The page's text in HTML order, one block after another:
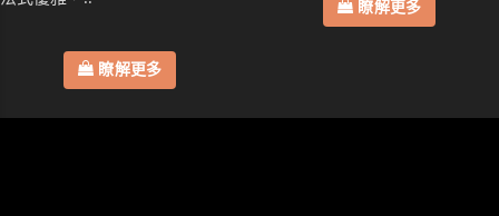
瞭解更多
瞭解更多